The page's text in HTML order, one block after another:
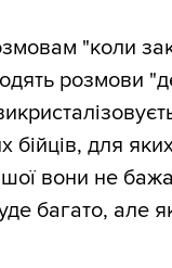
"коли
розмови
бійців, для
вони не
багато, але